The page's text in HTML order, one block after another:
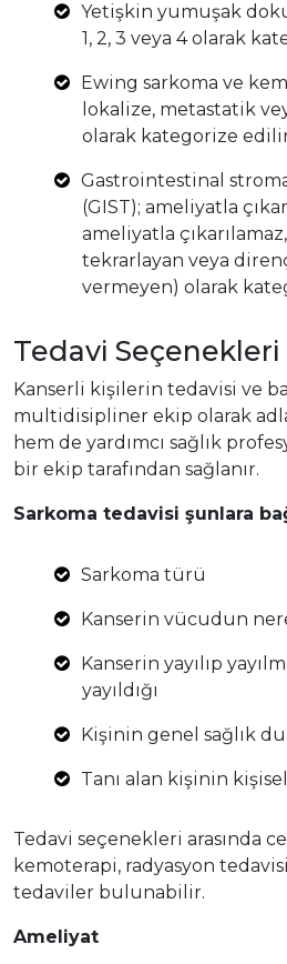
Yetişkin yumuşak
1, 2, 3 veya 4 olarak
Ewing sarkoma ve
lokalize, metastatik
olarak kategorize
Gastrointestinal
(GIST); ameliyatla
ameliyatla
tekrarlayan veya
vermeyen) olarak
Tedavi Seçenekleri
Kanserli kişilerin tedavisi ve
multidisipliner ekip olarak
hem de yardımcı sağlık
bir ekip tarafından sağlanır.
Sarkoma tedavisi şunlara
Sarkoma türü
Kanserin vücudun
Kanserin yayılıp
yayıldığı
Kişinin genel sağlık
Tanı alan kişinin
Tedavi seçenekleri arasında
kemoterapi, radyasyon
tedaviler bulunabilir.
Ameliyat